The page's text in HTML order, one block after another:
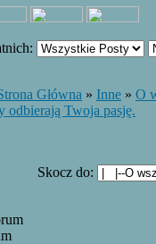
Główna » Inne » O
odbierają Twoja pasję.
Skocz do: